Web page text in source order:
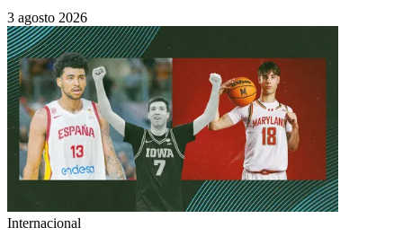
3 agosto 2026
Internacional